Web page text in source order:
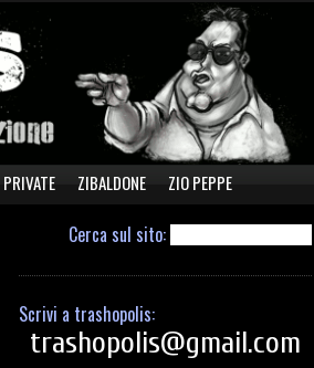
ZIBALDONE ZIO PEPPE
Cerca sul sito:
Scrivi a trashopolis:
trashopolis@gmail.com